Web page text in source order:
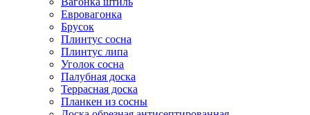
Евровагонка
Брусок
Плинтус сосна
Плинтус липа
Уголок сосна
Палубная доска
Террасная доска
Планкен из сосны